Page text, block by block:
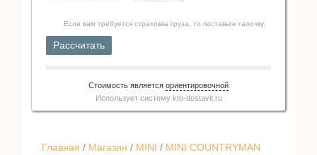
Главная / Магазин / MINI / MINI COUNTRYMAN
Если вам требуется страховка груза, то поставьте галочку.
Рассчитать
Стоимость является ориентировочной
Использует систему kto-dostavit.ru